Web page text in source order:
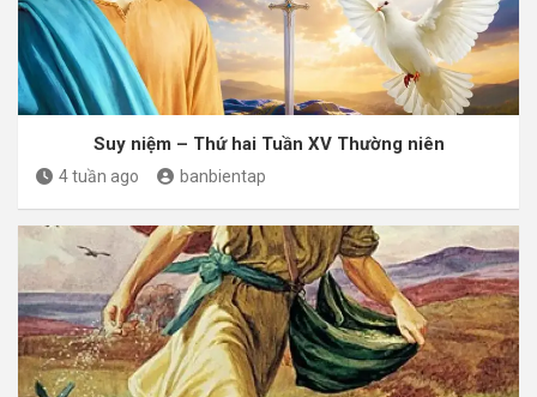
Suy niệm – Thứ hai Tuần XV Thường niên
4 tuần ago banbientap